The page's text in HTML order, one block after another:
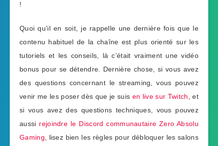
!
Quoi qu’il en soit, je rappelle une dernière fois que le
contenu habituel de la chaîne est plus orienté sur les
tutoriels et les conseils, là c’était vraiment une vidéo
bonus pour se détendre. Dernière chose, si vous avez
des questions concernant le streaming, vous pouvez
venir me les poser dès que je suis en live sur Twitch
, et
si vous avez des questions techniques, vous pouvez
aussi rejoindre le Discord communautaire Zero Absolu
Gaming , lisez bien les règles pour débloquer les salons